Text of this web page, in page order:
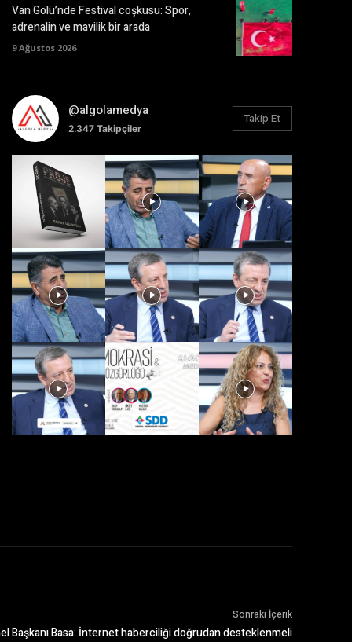
Van Gölü’nde Festival coşkusu: Spor,
adrenalin ve mavilik bir arada
9 Ağustos 2026
@algolamedya
2.347Takipçiler
Takip Et
Sonraki İçerik
Başkanı Basa: İnternet haberciliği doğrudan desteklenmeli